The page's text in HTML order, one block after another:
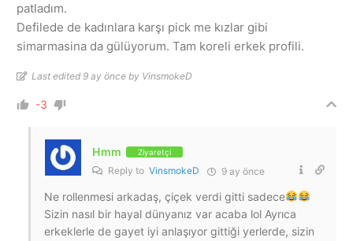
patladım.
Defilede de kadınlara karşı pick me kızlar gibi
simarmasina da gülüyorum. Tam koreli erkek profili.
Last edited 9 ay önce by VinsmokeD
-3
Hmm Ziyaretçi
Reply to VinsmokeD 9 ay önce
Ne rollenmesi arkadaş, çiçek verdi gitti sadece
Sizin nasıl bir hayal dünyanız var acaba lol Ayrıca
erkeklerle de gayet iyi anlaşıyor gittiği yerlerde, sizin